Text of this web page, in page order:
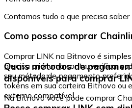
Contamos tudo o que precisa saber
Como posso comprar
Comprar LINK na Bitnovo é simples
precisa criar uma conta, verificar
seu método de pagamento
tokens em sua carteira Bitnovo ou
externo compatível.
Quais métodos de
disponíveis para comprar
Na Bitnovo você pode comprar